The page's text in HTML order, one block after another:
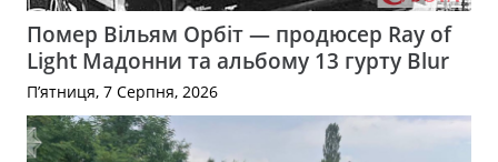
Помер Вільям Орбіт — продюсер Ray of
Light Мадонни та альбому 13 гурту Blur
П’ятниця, 7 Серпня, 2026